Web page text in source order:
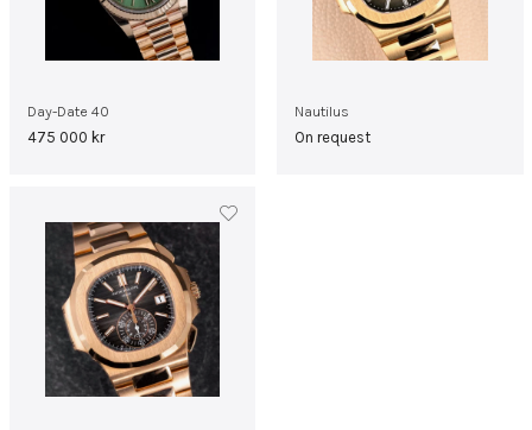
Day-Date 40
475 000 kr
Nautilus
On request